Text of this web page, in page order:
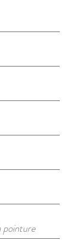
pointure